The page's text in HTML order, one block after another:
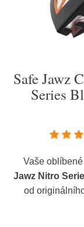
Safe Jawz
Series
Vaše
Jawz Nitro
od